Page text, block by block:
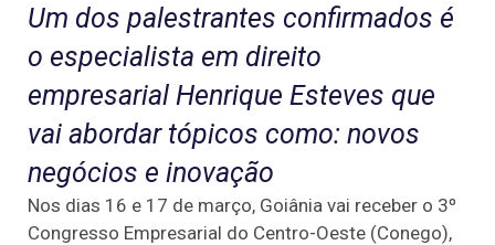
Um dos palestrantes confirmados é
o especialista em direito
empresarial Henrique Esteves que
vai abordar tópicos como: novos
negócios e inovação
Nos dias 16 e 17 de março, Goiânia vai receber o 3º
Congresso Empresarial do Centro-Oeste (Conego),